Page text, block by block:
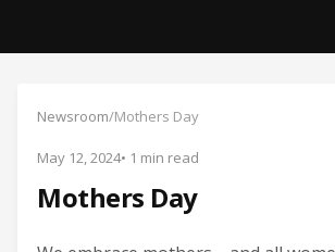
Newsroom/Mothers Day
May 12, 2024• 1 min read
Mothers Day